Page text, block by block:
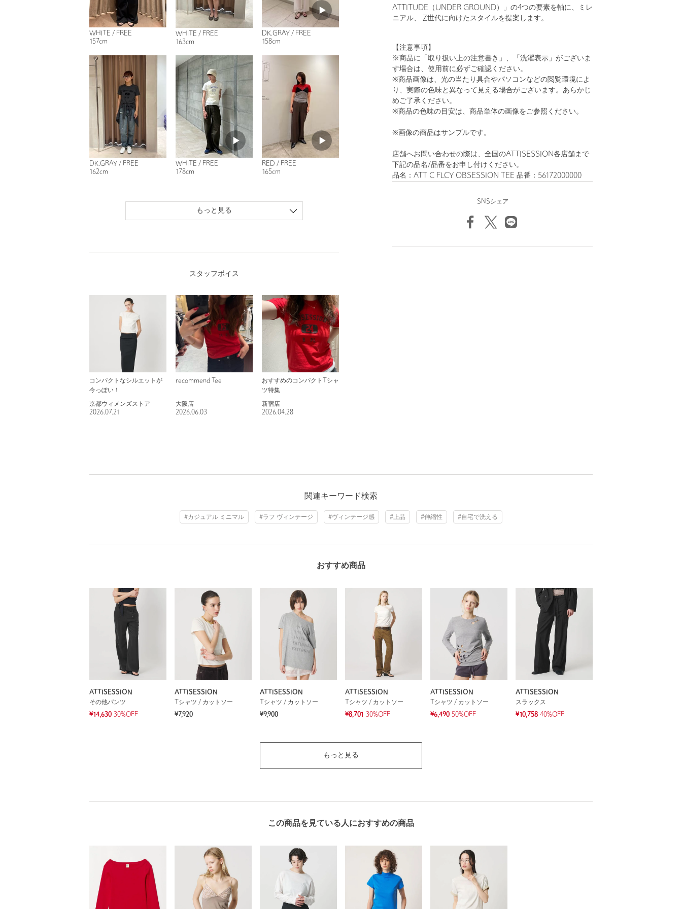
ATTITUDE（UNDER GROUND）」の4つの要素を軸に、ミレ
ニアル、 Z世代に向けたスタイルを提案します。
【注意事項】
※商品に「取り扱い上の注意書き」、「洗濯表示」がございま
す場合は、使用前に必ずご確認ください。
※商品画像は、光の当たり具合やパソコンなどの閲覧環境によ
り、実際の色味と異なって見える場合がございます。あらかじ
めご了承ください。
※商品の色味の目安は、商品単体の画像をご参照ください。
※画像の商品はサンプルです。
店舗へお問い合わせの際は、全国のATTISESSION各店舗まで
下記の品名/品番をお申し付けください。
品名：ATT C FLCY OBSESSION TEE 品番：56172000000
SNSシェア
WHITE / FREE
157cm
WHITE / FREE
163cm
DK.GRAY / FREE
158cm
DK.GRAY / FREE
162cm
WHITE / FREE
178cm
RED / FREE
165cm
もっと見る
スタッフボイス
コンパクトなシルエットが
今っぽい！
京都ウィメンズストア
2026.07.21
recommend Tee
大阪店
2026.06.03
おすすめのコンパクトTシャ
ツ特集
新宿店
2026.04.28
関連キーワード検索
#カジュアル ミニマル #ラフ ヴィンテージ #ヴィンテージ感 #上品 #伸縮性 #自宅で洗える
おすすめ商品
ATTISESSION
その他パンツ
¥14,630 30%OFF
ATTISESSION
Tシャツ / カットソー
¥7,920
ATTISESSION
Tシャツ / カットソー
¥9,900
ATTISESSION
Tシャツ / カットソー
¥8,701
30%OFF
ATTISESSION
Tシャツ / カットソー
¥6,490 50%OFF
ATTISESSION
スラックス
¥10,758 40%OFF
もっと見る
この商品を見ている人におすすめの商品